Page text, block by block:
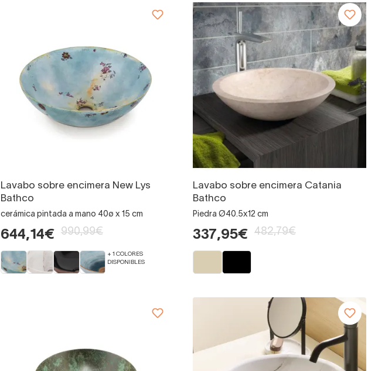
Lavabo sobre encimera New Lys
Bathco
cerámica pintada a mano 40ø x 15 cm
644,14€ 990,99€
+ 1 COLORES
DISPONIBLES
Lavabo sobre encimera Catania
Bathco
Piedra Ø40.5x12 cm
337,95€ 482,79€